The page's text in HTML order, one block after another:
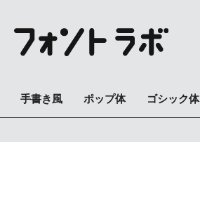
手書き風 ポップ体 ゴシック体